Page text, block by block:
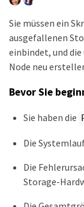
Sie müssen ein
ausgefallenen
einbindet, und
Node neu
Bevor Sie
Sie haben die
Die
Die
Storage-